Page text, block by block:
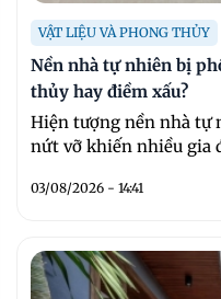
VẬT LIỆU VÀ PHONG THỦY
Nền nhà tự nhiên bị
thủy hay điềm xấu?
Hiện tượng nền nhà tự
nứt vỡ khiến nhiều gia
03/08/2026 - 14:41